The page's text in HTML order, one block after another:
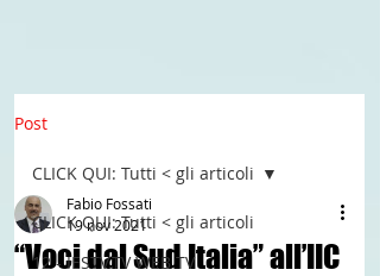
Post
CLICK QUI: Tutti < gli articoli
12 - IESTV.TV WEB TV
CLICK QUI: Tutti < gli articoli
“Voci dal Sud Italia” all’IIC
Fabio Fossati
19 nov 2021